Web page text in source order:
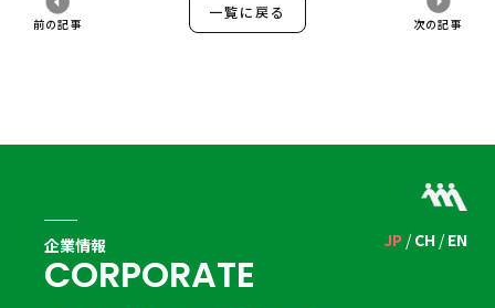
前の記事
一覧に戻る
次の記事
JP CH EN
企業情報
CORPORATE